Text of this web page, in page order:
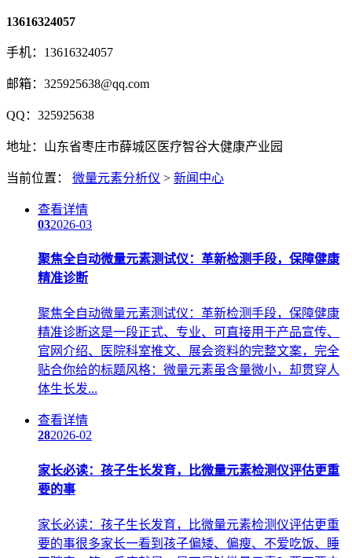
13616324057
手机：13616324057
邮箱：325925638@qq.com
QQ：325925638
地址：山东省枣庄市薛城区医疗智谷大健康产业园
当前位置： 微量元素分析仪 > 新闻中心
查看详情
032026-03
聚焦全自动微量元素测试仪：革新检测手段，保障健康
精准诊断
聚焦全自动微量元素测试仪：革新检测手段，保障健康
精准诊断这是一段正式、专业、可直接用于产品宣传、
官网介绍、医院科室推文、展会资料的完整文案，完全
贴合你给的标题风格：微量元素虽含量微小，却贯穿人
体生长发...
查看详情
282026-02
家长必读：孩子生长发育，比微量元素检测仪评估更重
要的事
家长必读：孩子生长发育，比微量元素检测仪评估更重
要的事很多家长一看到孩子偏矮、偏瘦、不爱吃饭、睡